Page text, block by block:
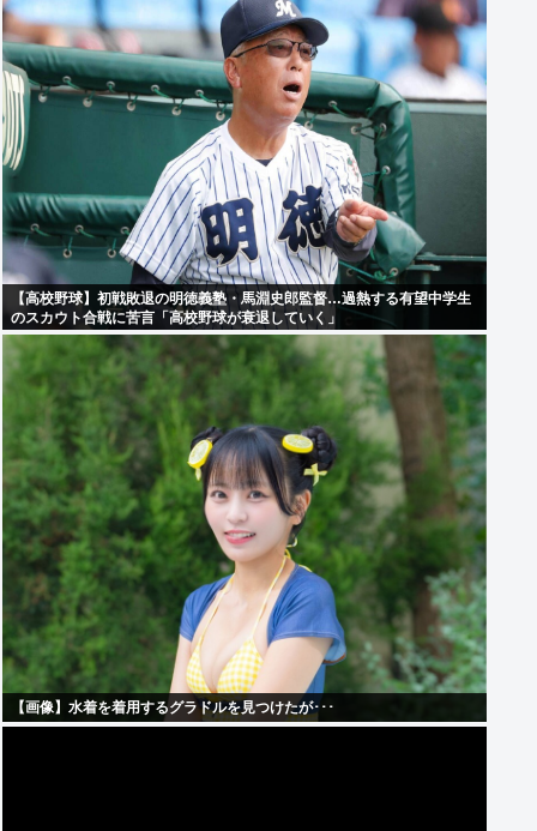
【高校野球】初戦敗退の明徳義塾・馬淵史郎監督…過熱する有望中学生
のスカウト合戦に苦言「高校野球が衰退していく」
【画像】水着を着用するグラドルを見つけたが･･･